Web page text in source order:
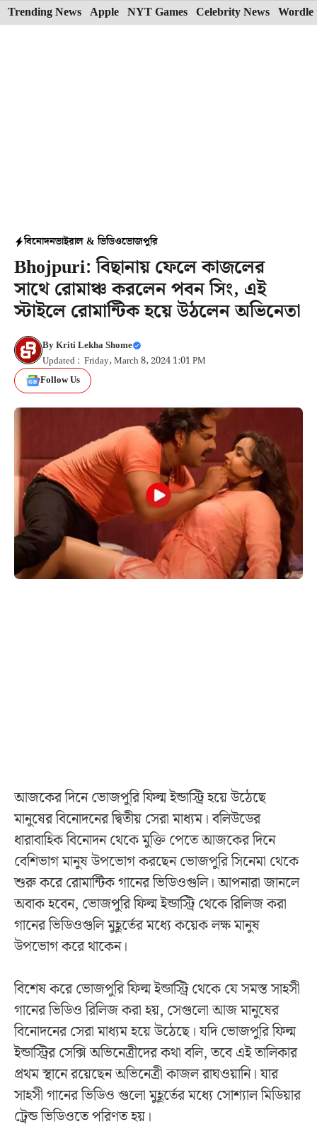
Skip
to
Trending News Apple NYT Games Celebrity News Wordle
বিনোদনভাইরাল & ভিডিওভোজপুরি
Bhojpuri: বিছানায় ফেলে কাজলের
সাথে রোমাঞ্চ করলেন পবন সিং, এই
স্টাইলে রোমান্টিক হয়ে উঠলেন অভিনেতা
ByKriti Lekha Shome
Updated : Friday, March 8, 2024 1:01 PM
Follow Us
আজকের দিনে ভোজপুরি ফিল্ম ইন্ডাস্ট্রি হয়ে উঠেছে
মানুষের বিনোদনের দ্বিতীয় সেরা মাধ্যম। বলিউডের
ধারাবাহিক বিনোদন থেকে মুক্তি পেতে আজকের দিনে
বেশিভাগ মানুষ উপভোগ করছেন ভোজপুরি সিনেমা থেকে
শুরু করে রোমান্টিক গানের ভিডিওগুলি। আপনারা জানলে
অবাক হবেন, ভোজপুরি ফিল্ম ইন্ডাস্ট্রি থেকে রিলিজ করা
গানের ভিডিওগুলি মুহূর্তের মধ্যে কয়েক লক্ষ মানুষ
উপভোগ করে থাকেন।
বিশেষ করে ভোজপুরি ফিল্ম ইন্ডাস্ট্রি থেকে যে সমস্ত সাহসী
গানের ভিডিও রিলিজ করা হয়, সেগুলো আজ মানুষের
বিনোদনের সেরা মাধ্যম হয়ে উঠেছে। যদি ভোজপুরি ফিল্ম
ইন্ডাস্ট্রির সেক্সি অভিনেত্রীদের কথা বলি, তবে এই তালিকার
প্রথম স্থানে রয়েছেন অভিনেত্রী কাজল রাঘওয়ানি। যার
সাহসী গানের ভিডিও গুলো মুহূর্তের মধ্যে সোশ্যাল মিডিয়ার
ট্রেন্ড ভিডিওতে পরিণত হয়।